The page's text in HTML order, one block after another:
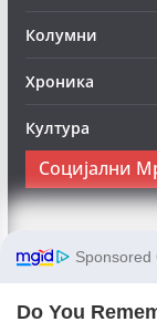
Колумни
Хроника
Култура
Социјални